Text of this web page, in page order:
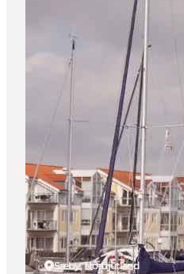
Sæby, Nordjütland